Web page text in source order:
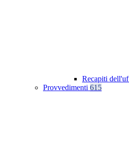
Recapiti
Provvedimenti 615